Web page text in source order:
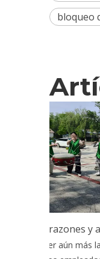
bloqueo
fortalecer aún más la